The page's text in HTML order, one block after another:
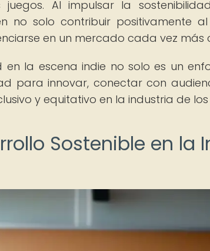
Al impulsar la
no solo contribuir positivamente
en un mercado cada vez más
en la escena indie no solo es un
para innovar, conectar con
y equitativo en la industria de los
Sostenible en la